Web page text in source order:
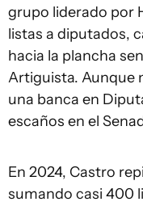
grupo liderado por
listas a diputados,
hacia la plancha
Artiguista. Aunque
una banca en
escaños en el
En 2024, Castro
sumando casi 400